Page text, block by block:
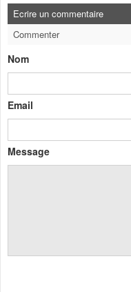
Ecrire un commentaire
Commenter
Nom
Email
Message